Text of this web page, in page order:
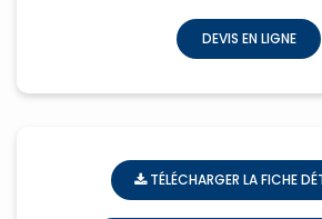
DEVIS EN LIGNE
TÉLÉCHARGER LA FICHE